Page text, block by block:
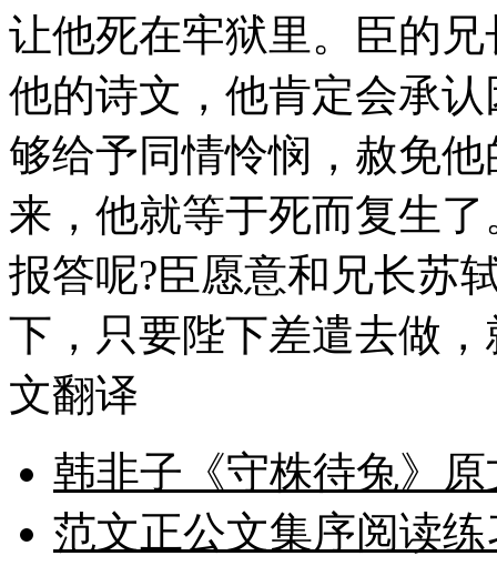
让他死在牢狱里。臣的
他的诗文，他肯定会承
够给予同情怜悯，赦免
来，他就等于死而复生
报答呢?臣愿意和兄长苏
下，只要陛下差遣去做
文翻译
韩非子《守株待兔》
范文正公文集序阅读